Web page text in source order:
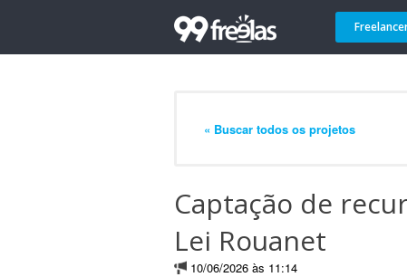
« Buscar todos os projetos
Captação de
Lei Rouanet
10/06/2026 às 11:14